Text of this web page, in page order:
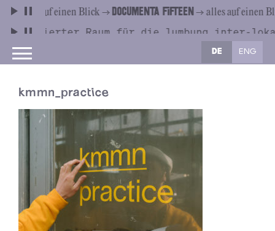
DE ENG
kmmn_practice